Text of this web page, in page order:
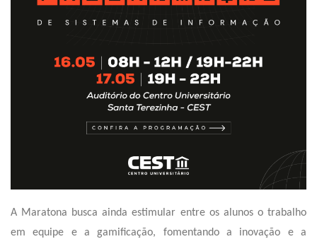
A Maratona busca ainda estimular entre os alunos o trabalho
em equipe e a gamificação, fomentando a inovação e a